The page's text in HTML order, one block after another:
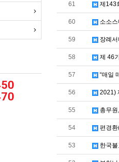
61 제143
60 소소
59 장례
58 제 46
57 “매일
56 2021)
55 총무
54 편경
53 한국